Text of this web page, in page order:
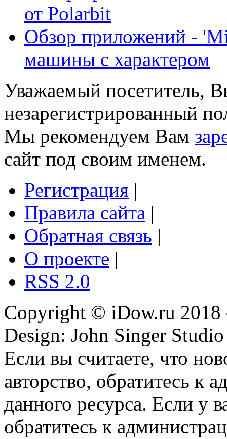
от Polarbit
Обзор приложений -
машины с характером
Уважаемый посетитель,
незарегистрированный
Мы рекомендуем Вам
сайт под своим именем.
Регистрация |
Правила сайта |
Обратная связь |
О проекте |
RSS 2.0
Copyright © iDow.ru 2018
Design: John Singer Studio
Если вы считаете, что
авторство, обратитесь к
данного ресурса. Если у
обратитесь к